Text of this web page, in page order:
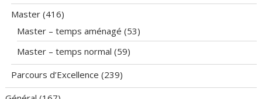
Master (416)
Master – temps aménagé (53)
Master – temps normal (59)
Parcours d’Excellence (239)